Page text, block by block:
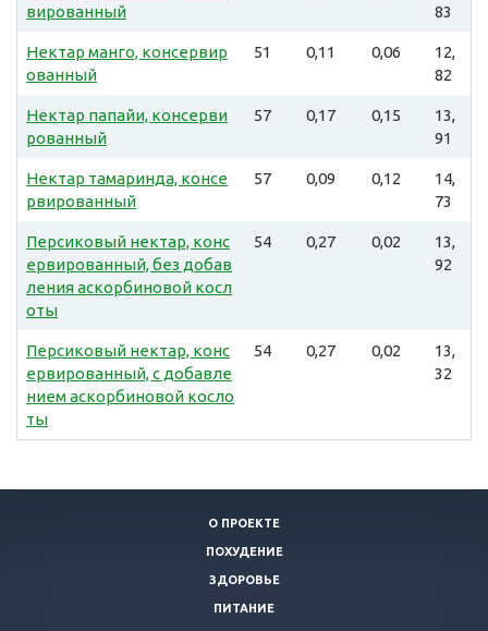
вированный
83
Нектар манго, консервир
ованный
51 0,11 0,06
12,
82
Нектар папайи, консерви
рованный
57 0,17 0,15
13,
91
Нектар тамаринда, консе
рвированный
57 0,09 0,12
14,
73
Персиковый нектар, конс
ервированный, без добав
ления аскорбиновой косл
оты
54 0,27 0,02
13,
92
Персиковый нектар, конс
ервированный, с добавле
нием аскорбиновой косло
ты
54 0,27 0,02
13,
32
О ПРОЕКТЕ
ПОХУДЕНИЕ
ЗДОРОВЬЕ
ПИТАНИЕ